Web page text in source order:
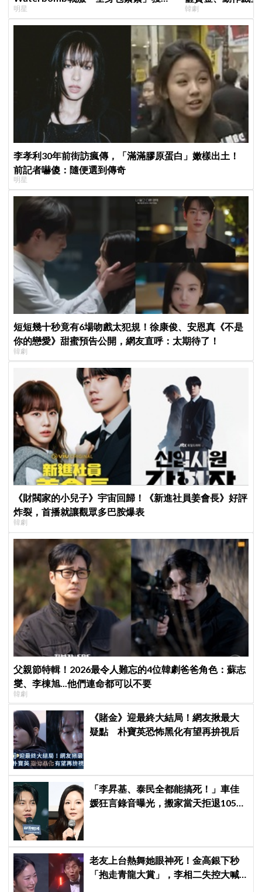
評，逆向操作炸翻全場：根本福音戰士
明星
超越第一季
韓劇
李孝利30年前街訪瘋傳，「滿滿膠原蛋白」嫩樣出土！
前記者嚇傻：隨便選到傳奇
明星
短短幾十秒竟有6場吻戲太犯規！徐康俊、安恩真《不是
你的戀愛》甜蜜預告公開，網友直呼：太期待了！
韓劇
《財閥家的小兒子》宇宙回歸！《新進社員姜會長》好評
炸裂，首播就讓觀眾多巴胺爆表
韓劇
父親節特輯！2026最令人難忘的4位韓劇爸爸角色：蘇志
燮、李棟旭...他們連命都可以不要
韓劇
《賭金》迎最終大結局！網友揪最大
疑點 朴寶英恐怖黑化有望再拚視后
「李昇基、泰民全都能搞死！」車佳
媛狂言錄音曝光，搬家當天拒退105億
老友上台熱舞她眼神死！金高銀下秒
「抱走青龍大賞」，李相二失控大喊